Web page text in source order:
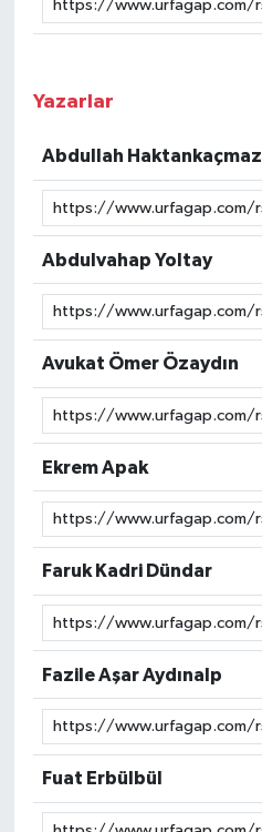
Yazarlar
Abdullah Haktankaçmaz
Abdulvahap Yoltay
Avukat Ömer Özaydın
Ekrem Apak
Faruk Kadri Dündar
Fazile Aşar Aydınalp
Fuat Erbülbül